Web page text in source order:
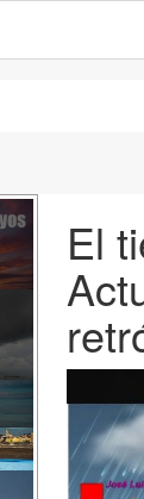
El